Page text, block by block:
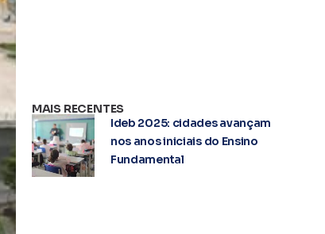
MAIS RECENTES
Ideb 2025: cidades avançam
nos anos iniciais do Ensino
Fundamental